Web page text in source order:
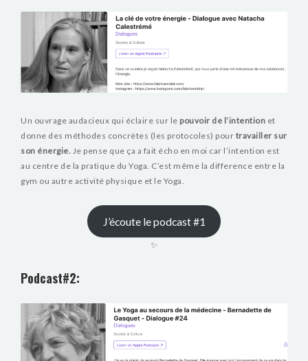
Un ouvrage audacieux qui éclaire sur le pouvoir de l’intention et
donne des méthodes concrètes (les protocoles) pour travailler sur
son énergie. Je pense que ça a fait écho en moi car l’intention est
au centre de la pratique du Yoga. C’est même la difference entre la
gym ou autre activité physique et le Yoga.
J’écoute le podcast #1
✨
Podcast#2: